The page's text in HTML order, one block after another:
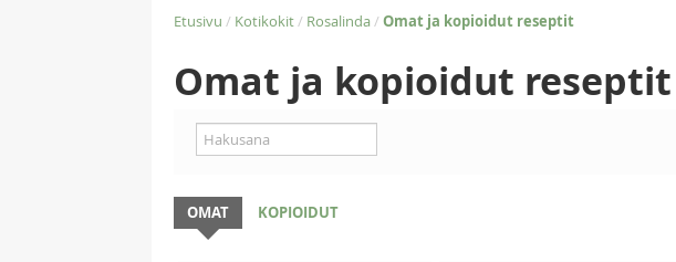
Etusivu / Kotikokit/ Rosalinda/ Omat ja kopioidut reseptit
Omat ja kopioidut reseptit
OMAT KOPIOIDUT